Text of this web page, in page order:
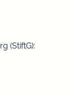
(StiftG):